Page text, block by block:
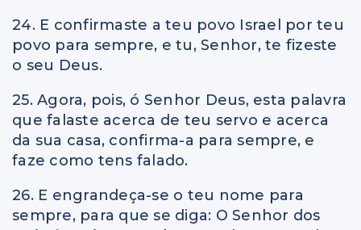
24. E confirmaste a teu povo Israel por teu
povo para sempre, e tu, Senhor, te fizeste
o seu Deus.
25. Agora, pois, ó Senhor Deus, esta palavra
que falaste acerca de teu servo e acerca
da sua casa, confirma-a para sempre, e
faze como tens falado.
26. E engrandeça-se o teu nome para
sempre, para que se diga: O Senhor dos